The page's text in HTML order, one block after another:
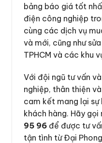
bảng báo giá tốt
điện công nghiệp
cùng các dịch vụ
và mới, cũng như
TPHCM và các khu
Với đội ngũ tư vấn
nghiệp, thân thiện
cam kết mang lại
khách hàng. Hãy
95 96 để được tư
tận tình từ Đại